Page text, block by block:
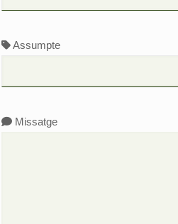
Assumpte
Missatge